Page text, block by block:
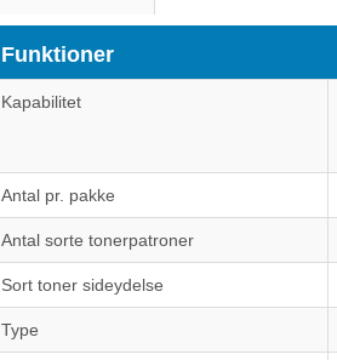
Funktioner
Kapabilitet
Antal pr. pakke
Antal sorte tonerpatroner
Sort toner sideydelse
Type